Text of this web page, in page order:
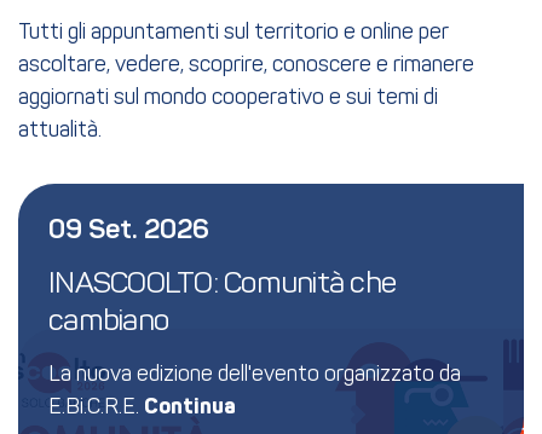
Tutti gli appuntamenti sul territorio e online per
ascoltare, vedere, scoprire, conoscere e rimanere
aggiornati sul mondo cooperativo e sui temi di
attualità.
09 Set. 2026
INASCOOLTO: Comunità che
cambiano
La nuova edizione dell'evento organizzato da
E.Bi.C.R.E.